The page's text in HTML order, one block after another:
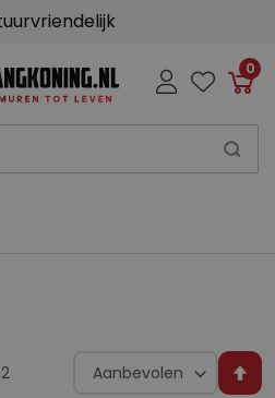
0
Sorteer op
V